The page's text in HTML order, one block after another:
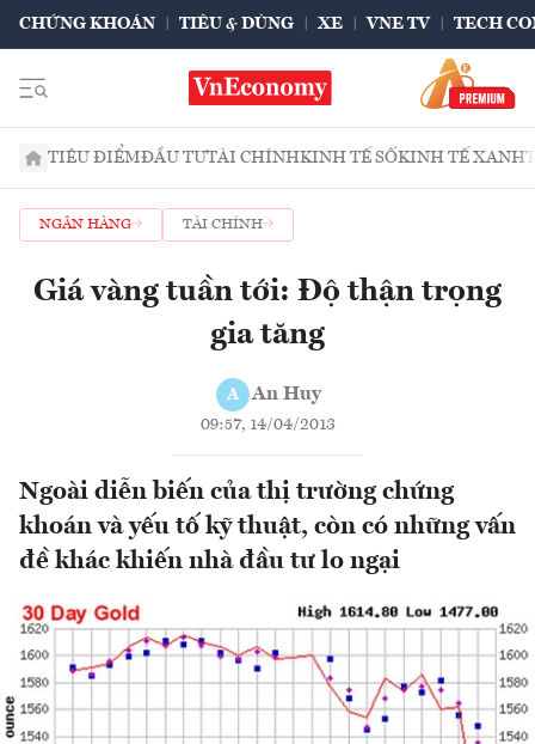
CHỨNG KHOÁN TIÊU & DÙNG XE VNE TV TECH
TIÊU ĐIỂMĐẦU TƯTÀI CHÍNHKINH TẾ SỐKINH TẾ XANH
NGÂN HÀNG TÀI CHÍNH
Giá vàng tuần tới: Độ thận trọng
gia tăng
A An Huy
09:57, 14/04/2013
Ngoài diễn biến của thị trường chứng
khoán và yếu tố kỹ thuật, còn có những vấn
đề khác khiến nhà đầu tư lo ngại